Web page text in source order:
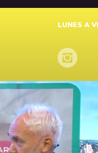
LUNES A